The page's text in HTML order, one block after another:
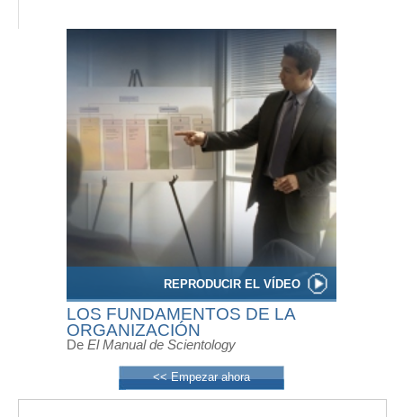
REPRODUCIR EL VÍDEO
LOS FUNDAMENTOS DE LA
ORGANIZACIÓN
De El Manual de Scientology
<< Empezar ahora